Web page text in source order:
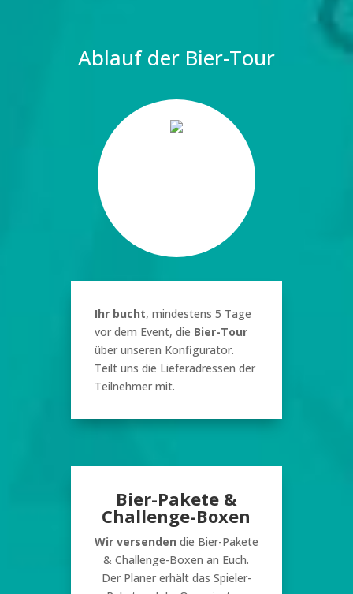
Ablauf der Bier-Tour
Ihr bucht, mindestens 5 Tage
vor dem Event, die Bier-Tour
über unseren Konfigurator.
Teilt uns die Lieferadressen der
Teilnehmer mit.
Bier-Pakete &
Challenge-Boxen
Wir versenden die Bier-Pakete
& Challenge-Boxen an Euch.
Der Planer erhält das Spieler-